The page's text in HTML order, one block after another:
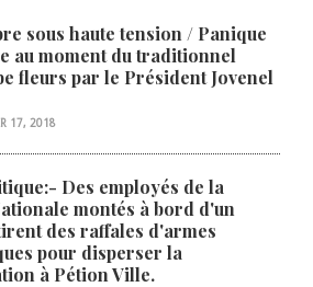
sous haute tension / Panique
au moment du traditionnel
fleurs par le Président Jovenel
17, 2018
Des employés de la
montés à bord d'un
des raffales d'armes
pour disperser la
à Pétion Ville.